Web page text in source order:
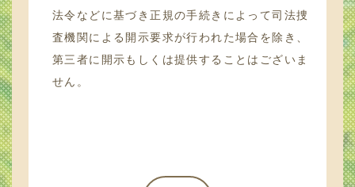
法令などに基づき正規の手続きによって司法捜
査機関による開示要求が行われた場合を除き、
第三者に開示もしくは提供することはございま
せん。